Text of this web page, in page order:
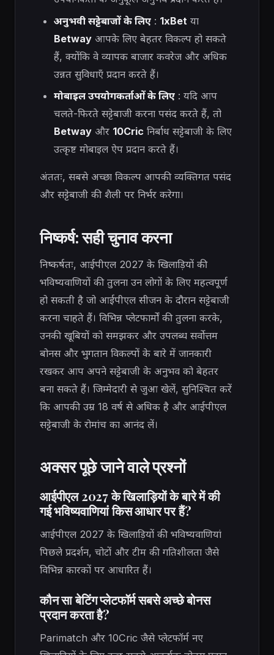
अनुभवी सट्टेबाजों के लिए: 1xBet या
Betwayआपके लिए बेहतर विकल्प हो सकते
हैं, क्योंकि वे व्यापक बाजार कवरेज और अधिक
उन्नत सुविधाएँ प्रदान करते हैं।
मोबाइल उपयोगकर्ताओं के लिए: यदि आप
चलते-फिरते सट्टेबाजी करना पसंद करते हैं, तो
Betwayऔर 10Cricनिर्बाध सट्टेबाजी के लिए
उत्कृष्ट मोबाइल ऐप प्रदान करते हैं।
अंततः, सबसे अच्छा विकल्प आपकी व्यक्तिगत पसंद
और सट्टेबाजी की शैली पर निर्भर करेगा।
निष्कर्ष: सही चुनाव करना
निष्कर्षतः, आईपीएल 2027 के खिलाड़ियों की
भविष्यवाणियों की तुलना उन लोगों के लिए महत्वपूर्ण
हो सकती है जो आईपीएल सीजन के दौरान सट्टेबाजी
करना चाहते हैं। विभिन्न प्लेटफार्मों की तुलना करके,
उनकी खूबियों को समझकर और उपलब्ध सर्वोत्तम
बोनस और भुगतान विकल्पों के बारे में जानकारी
रखकर आप अपने सट्टेबाजी के अनुभव को बेहतर
बना सकते हैं। जिम्मेदारी से जुआ खेलें, सुनिश्चित करें
कि आपकी उम्र 18 वर्ष से अधिक है और आईपीएल
सट्टेबाजी के रोमांच का आनंद लें।
अक्सर पूछे जाने वाले प्रश्नों
आईपीएल 2027 के खिलाड़ियों के बारे में की
गई भविष्यवाणियां किस आधार पर हैं?
आईपीएल 2027 के खिलाड़ियों की भविष्यवाणियां
पिछले प्रदर्शन, चोटों और टीम की गतिशीलता जैसे
विभिन्न कारकों पर आधारित हैं।
कौन सा बेटिंग प्लेटफॉर्म सबसे अच्छे बोनस
प्रदान करता है?
Parimatch और 10Cric जैसे प्लेटफॉर्म नए